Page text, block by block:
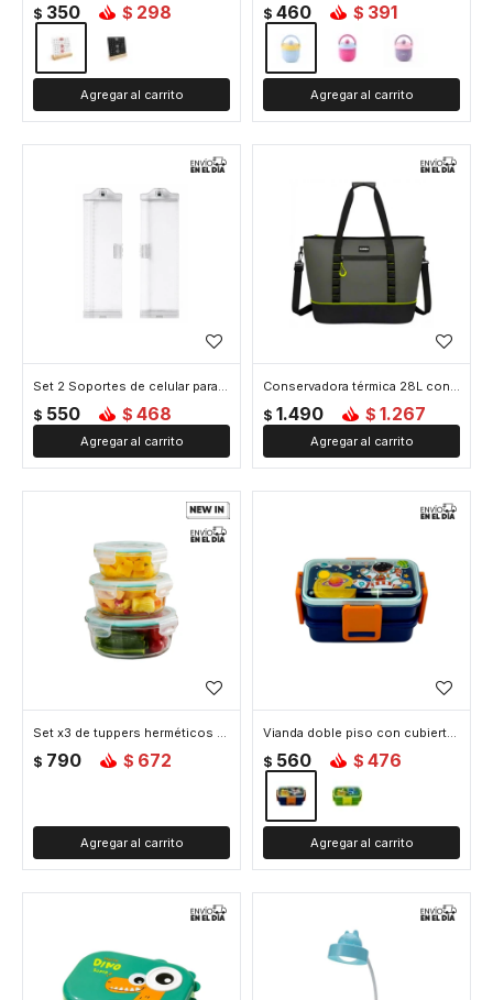
$ 350 $ 298 $ 460 $ 391
Set 2 Soportes de celular para computadora - 8x31cm
$ 550 $ 468
Conservadora térmica 28L con asa y correa ajustable 51x24x34cm - Verde
$ 1.490 $ 1.267
Set x3 de tuppers herméticos de vidrio
$ 790 $ 672
Vianda doble piso con cubiertos, division y tapa - Azul
$ 560 $ 476